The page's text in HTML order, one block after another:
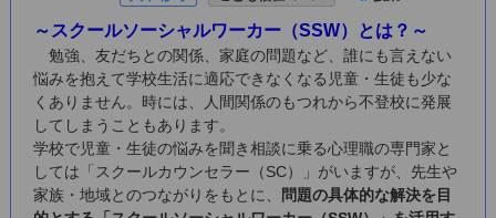
～スクールソーシャルワーカー（SSW）とは？～
勉強、友だちとの関係、家庭の問題など、誰にも言えない
悩みを抱えて学校生活に適応できなくなる児童・生徒も少な
くありません。時には、人間関係のもつれから不登校に発展
してしまうこともあります。
学校で児童・生徒の悩みを聞き相談に乗る心理職の専門家と
しては「スクールカウンセラー（SC）」がいますが、先生や
家族・地域とのつながりをもとに、
問題の具体的な解決を目